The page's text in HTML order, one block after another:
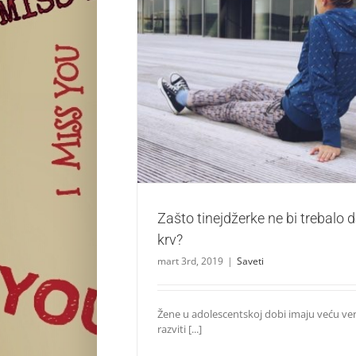
Zašto tinejdžerke ne bi trebalo da
Saveti
Zašto tinejdžerke ne bi trebalo
krv?
mart 3rd, 2019 | Saveti
Žene u adolescentskoj dobi imaju veću
razviti [...]